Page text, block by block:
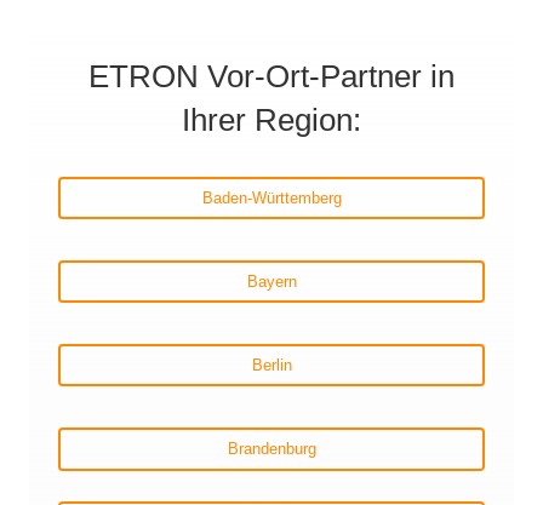
ETRON Vor-Ort-Partner in
Ihrer Region:
Baden-Württemberg
Bayern
Berlin
Brandenburg